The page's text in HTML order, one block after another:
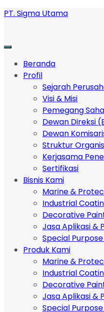
PT. Sigma Utama
Beranda
Profil
Sejarah
Visi & Misi
Pemegang
Dewan Direksi
Dewan
Struktur
Kerjasama
Sertifikasi
Bisnis Kami
Marine &
Industrial
Decorative
Jasa Aplikasi &
Special
Produk Kami
Marine &
Industrial
Decorative
Jasa Aplikasi &
Special